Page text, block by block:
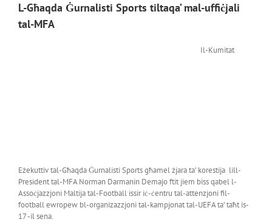
L-Għaqda Ġurnalisti Sports tiltaqa’ mal-uffiċjali
tal-MFA
Il-Kumitat
Eżekuttiv tal-Għaqda Ġurnalisti Sports għamel żjara ta’ korestija lill-
President tal-MFA Norman Darmanin Demajo ftit jiem biss qabel l-
Assoċjazzjoni Maltija tal-Football issir iċ-ċentru tal-attenzjoni fil-
football ewropew bl-organizazzjoni tal-kampjonat tal-UEFA ta’ taħt is-
17 -il sena.